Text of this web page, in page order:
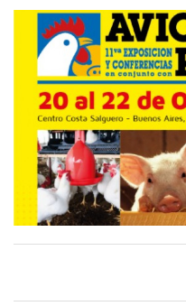
CALENDARIO
MEDIA KIT
SERVICIOS
CONTÁCTENOS